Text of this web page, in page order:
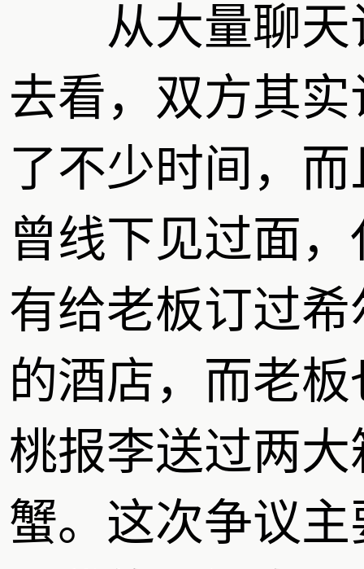
从大量聊天
去看，双方其实
了不少时间，而
曾线下见过面，
有给老板订过希
的酒店，而老板
桃报李送过两大
蟹。这次争议主